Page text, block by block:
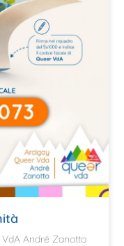
André Zanotto